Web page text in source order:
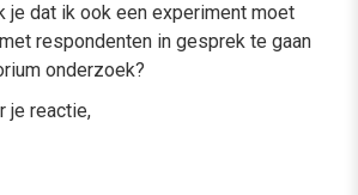
je dat ik ook een experiment moet
respondenten in gesprek te gaan
onderzoek?
je reactie,